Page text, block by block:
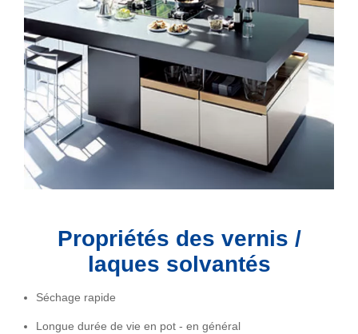
Propriétés des vernis /
laques solvantés
Séchage rapide
Longue durée de vie en pot - en général